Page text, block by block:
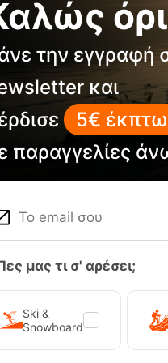
Ορειβατικά
151,00 €
Κωδικός:
Άμεσα
την εγγραφή
και
5€
παραγγελίες
μας τι σ' αρέσει;
Ski &
Snowboard